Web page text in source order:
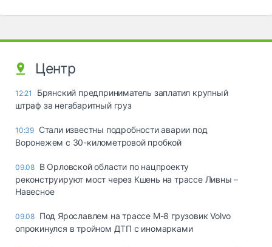
Центр
12:21
Брянский предприниматель заплатил крупный
штраф за негабаритный груз
10:39 Стали известны подробности аварии под
Воронежем с 30-километровой пробкой
09.08 В Орловской области по нацпроекту
реконструируют мост через Кшень на трассе Ливны –
Навесное
09.08 Под Ярославлем на трассе М-8 грузовик Volvo
опрокинулся в тройном ДТП с иномарками